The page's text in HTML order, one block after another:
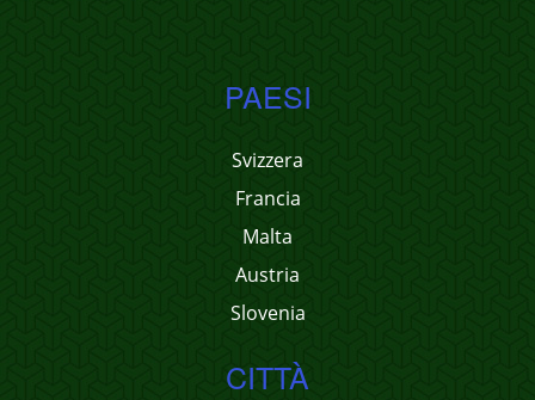
PAESI
Svizzera
Francia
Malta
Austria
Slovenia
CITTÀ